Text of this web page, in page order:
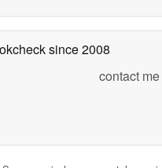
since 2008
contact